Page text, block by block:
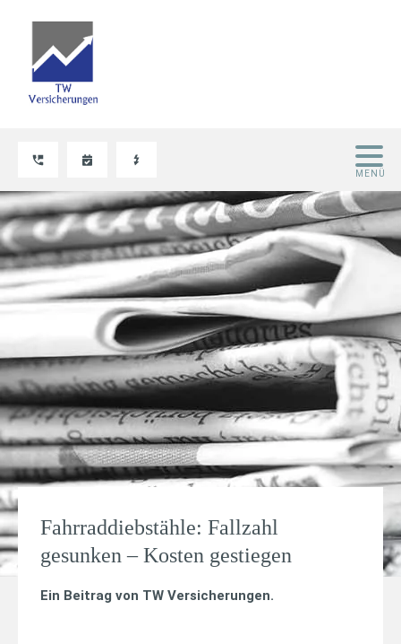
Fahrraddiebstähle: Fallzahl
gesunken – Kosten gestiegen
Ein Beitrag von TW Versicherungen.